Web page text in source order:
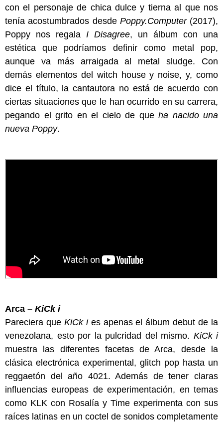
con el personaje de chica dulce y tierna al que nos
tenía acostumbrados desde Poppy.Computer(2017),
Poppy nos regala I Disagree, un álbum con una
estética que podríamos definir como metal pop,
aunque va más arraigada al metal sludge. Con
demás elementos del witch house y noise, y, como
dice el título, la cantautora no está de acuerdo con
ciertas situaciones que le han ocurrido en su carrera,
pegando el grito en el cielo de queha nacido una
nueva Poppy.
Arca – KiCk i
Pareciera que KiCk ies apenas el álbum debut de la
venezolana, esto por la pulcridad del mismo. KiCk i
muestra las diferentes facetas de Arca, desde la
clásica electrónica experimental, glitch pop hasta un
reggaetón del año 4021. Además de tener claras
influencias europeas de experimentación, en temas
como KLK con Rosalía y Time experimenta con sus
raíces latinas en un coctel de sonidos completamente